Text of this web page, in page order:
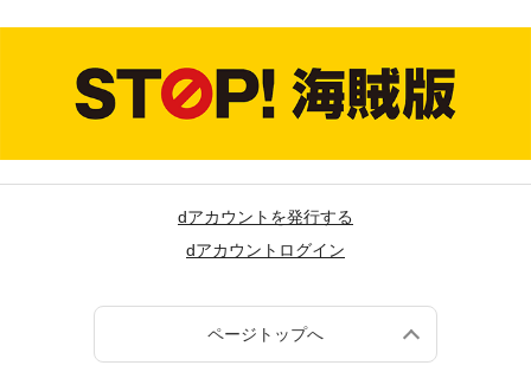
dアカウントを発行する
dアカウントログイン
ページトップへ